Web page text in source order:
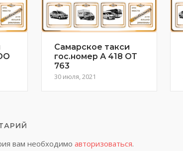
Самарское такси
гос.номер А 418 ОТ
763
30 июля, 2021
вам необходимо авторизоваться.